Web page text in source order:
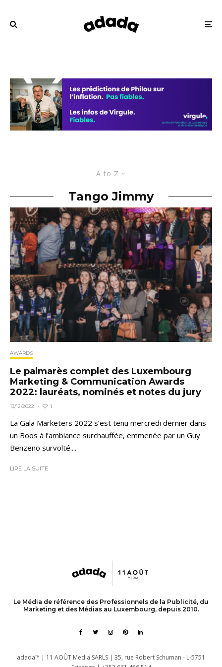
A to Z
Tango Jimmy
AWARDS
Le palmarès complet des Luxembourg
Marketing & Communication Awards
2022: lauréats, nominés et notes du jury
13/12/2022 · 1
La Gala Marketers 2022 s’est tenu mercredi dernier dans
un Boos à l’ambiance surchauffée, emmenée par un Guy
Benzeno survolté....
LIRE LA SUITE
Le Média de référence des Professionnels de la Publicité, du
Marketing et des Médias au Luxembourg, depuis 2010.
adada™ | 11 AOÛT Media SARLS | 35, rue Robert Schuman - L-5751